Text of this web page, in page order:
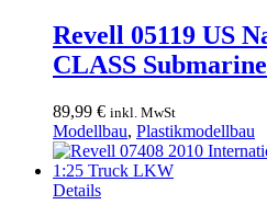
Revell 05119 US
CLASS
89,99 € inkl. MwSt
Modellbau, Plastikmodellbau
Details